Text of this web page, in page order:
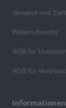
Versand und
Widerrufsrecht
AGB für
AGB für
Informationen